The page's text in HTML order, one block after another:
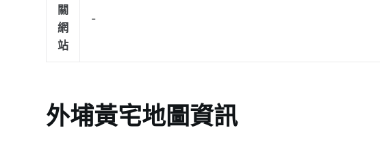
關
網
站
-
外埔黃宅地圖資訊